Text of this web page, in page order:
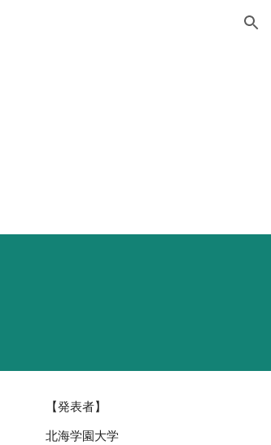
【発表者】
北海学園大学